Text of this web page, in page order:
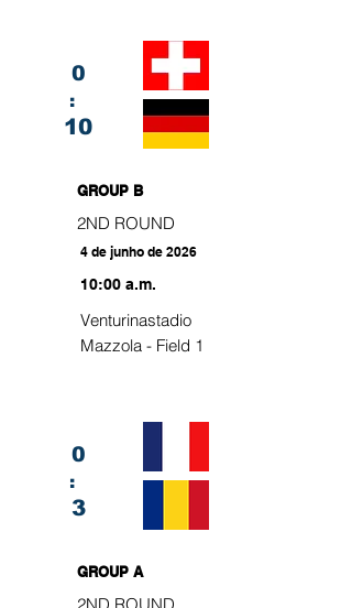
0
:
10
GROUP B
4 de junho de 2026
10:00 a.m.
Venturinastadio
Mazzola - Field 1
2ND ROUND
0
:
3
GROUP A